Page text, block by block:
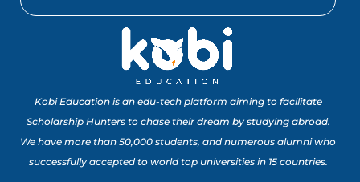
Kobi Education is an edu-tech platform aiming to facilitate
Scholarship Hunters to chase their dream by studying abroad.
We have more than 50,000 students, and numerous alumni who
successfully accepted to world top universities in 15 countries.